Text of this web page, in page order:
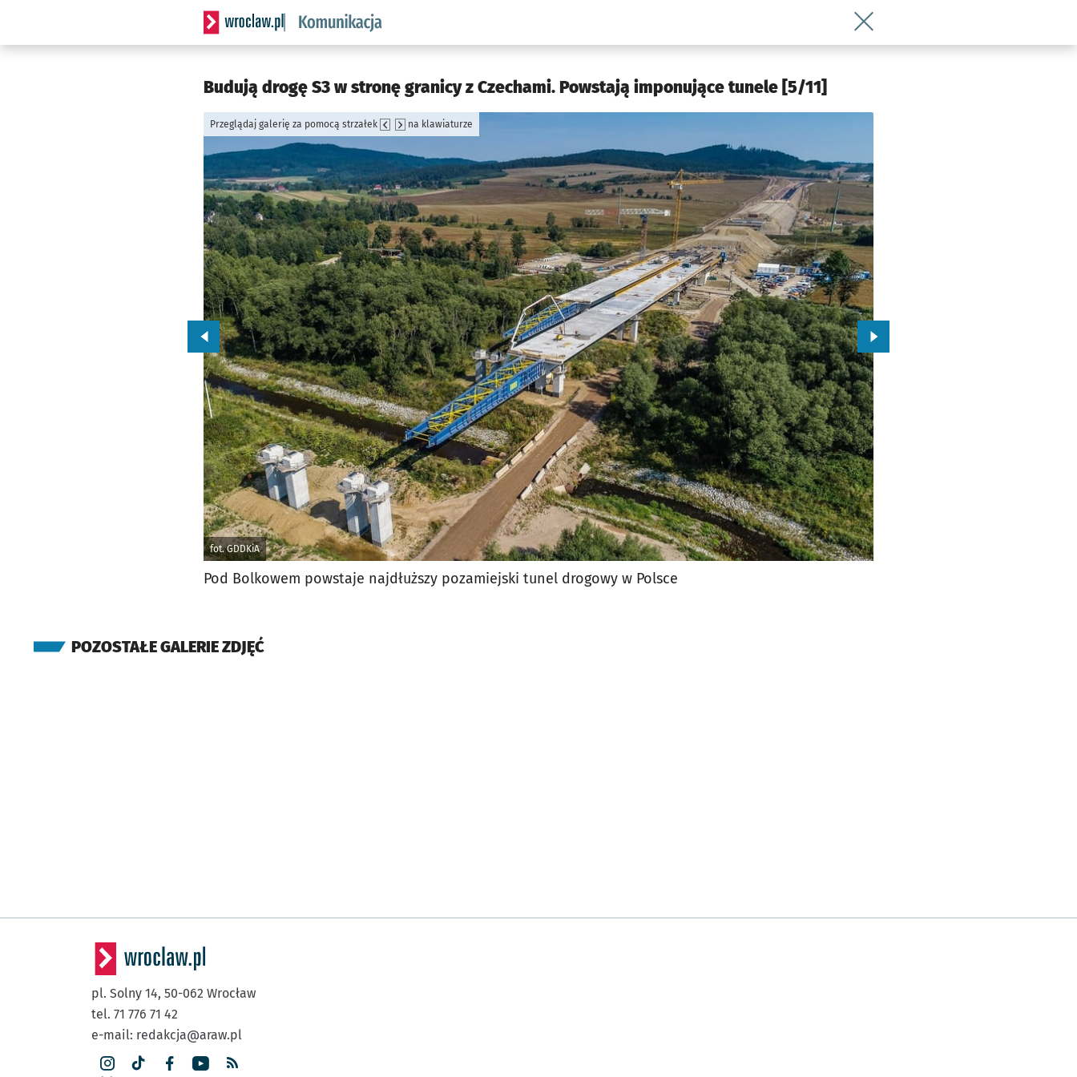
Serwis informacyjny wroclaw.pl podserwis: Komunikacja
Wróć do artykułu Budują drogę S3 w
Budują drogę S3 w stronę granicy z Czechami. Powstają imponujące tunele [5/11]
fot. GDDKiA
Przeglądaj galerię za pomocą strzałek na klawiaturze
Przejdź do poprzedniego zdjęcia. Przejdź do kolejnego zdjęcia.
Pod Bolkowem powstaje najdłuższy pozamiejski tunel drogowy w Polsce
POZOSTAŁE GALERIE ZDJĘĆ
pl. Solny 14, 50-062 Wrocław
tel. 71 776 71 42
e-mail: redakcja@araw.pl